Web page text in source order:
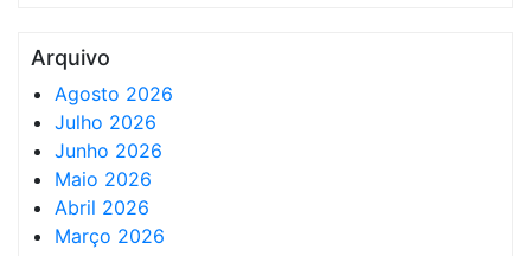
Arquivo
Agosto 2026
Julho 2026
Junho 2026
Maio 2026
Abril 2026
Março 2026